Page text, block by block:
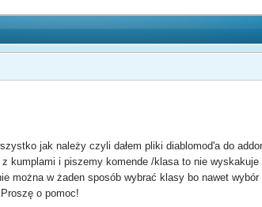
jak należy czyli dałem pliki diablomod'a do
kumplami i piszemy komende /klasa to nie
można w żaden sposób wybrać klasy bo nawet
o pomoc!